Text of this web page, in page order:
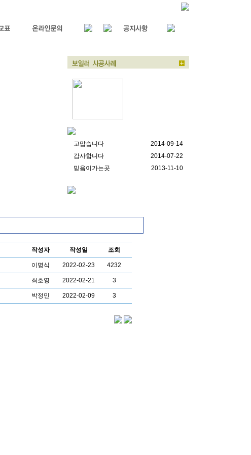
기 교체 시..
부천 원종동 보일러
토평동 한일아파트
보일러 시공..
미용학교 전기온수
고맙습니다
2014-09-14
감사합니다
2014-07-22
믿음이가는곳
2013-11-10
작성자 작성일 조회
이명식 2022-02-23 4232
최호영 2022-02-21 3
박정민 2022-02-09 3